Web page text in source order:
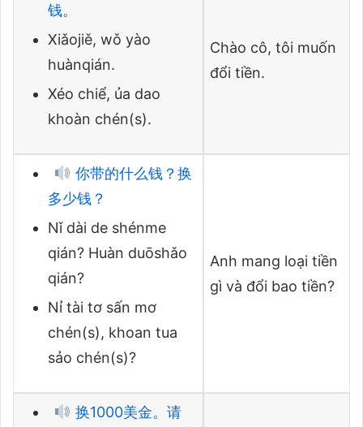
钱。
Xiǎojiě, wǒ yào
huànqián.
Xéo chiể, ủa dao
khoàn chén(s).
Chào cô, tôi muốn
đổi tiền.
你带的什么钱？换
多少钱？
Nǐ dài de shénme
qián? Huàn duōshǎo
qián?
Nỉ tài tơ sấn mơ
chén(s), khoan tua
sảo chén(s)?
Anh mang loại tiền
gì và đổi bao tiền?
换1000美金。请